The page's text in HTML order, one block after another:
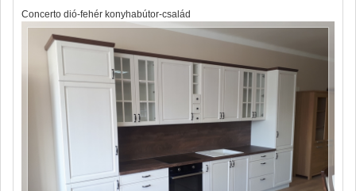
Concerto dió-fehér konyhabútor-család